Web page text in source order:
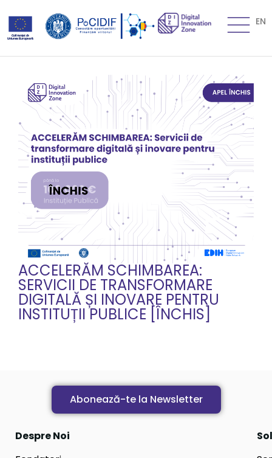
EN
ACCELERĂM SCHIMBAREA:
SERVICII DE TRANSFORMARE
DIGITALĂ ȘI INOVARE PENTRU
INSTITUȚII PUBLICE [ÎNCHIS]
Abonează-te la Newsletter
Despre Noi